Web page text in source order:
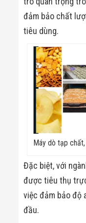
đảm bảo chất
tiêu dùng.
Máy dò tạp
Đặc biệt, với
được tiêu thụ
việc đảm bảo độ
đầu.